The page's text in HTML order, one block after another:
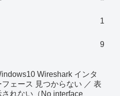
1
9
Wireshark インタ
フェース 見つからない ／ 表
されない（No interface